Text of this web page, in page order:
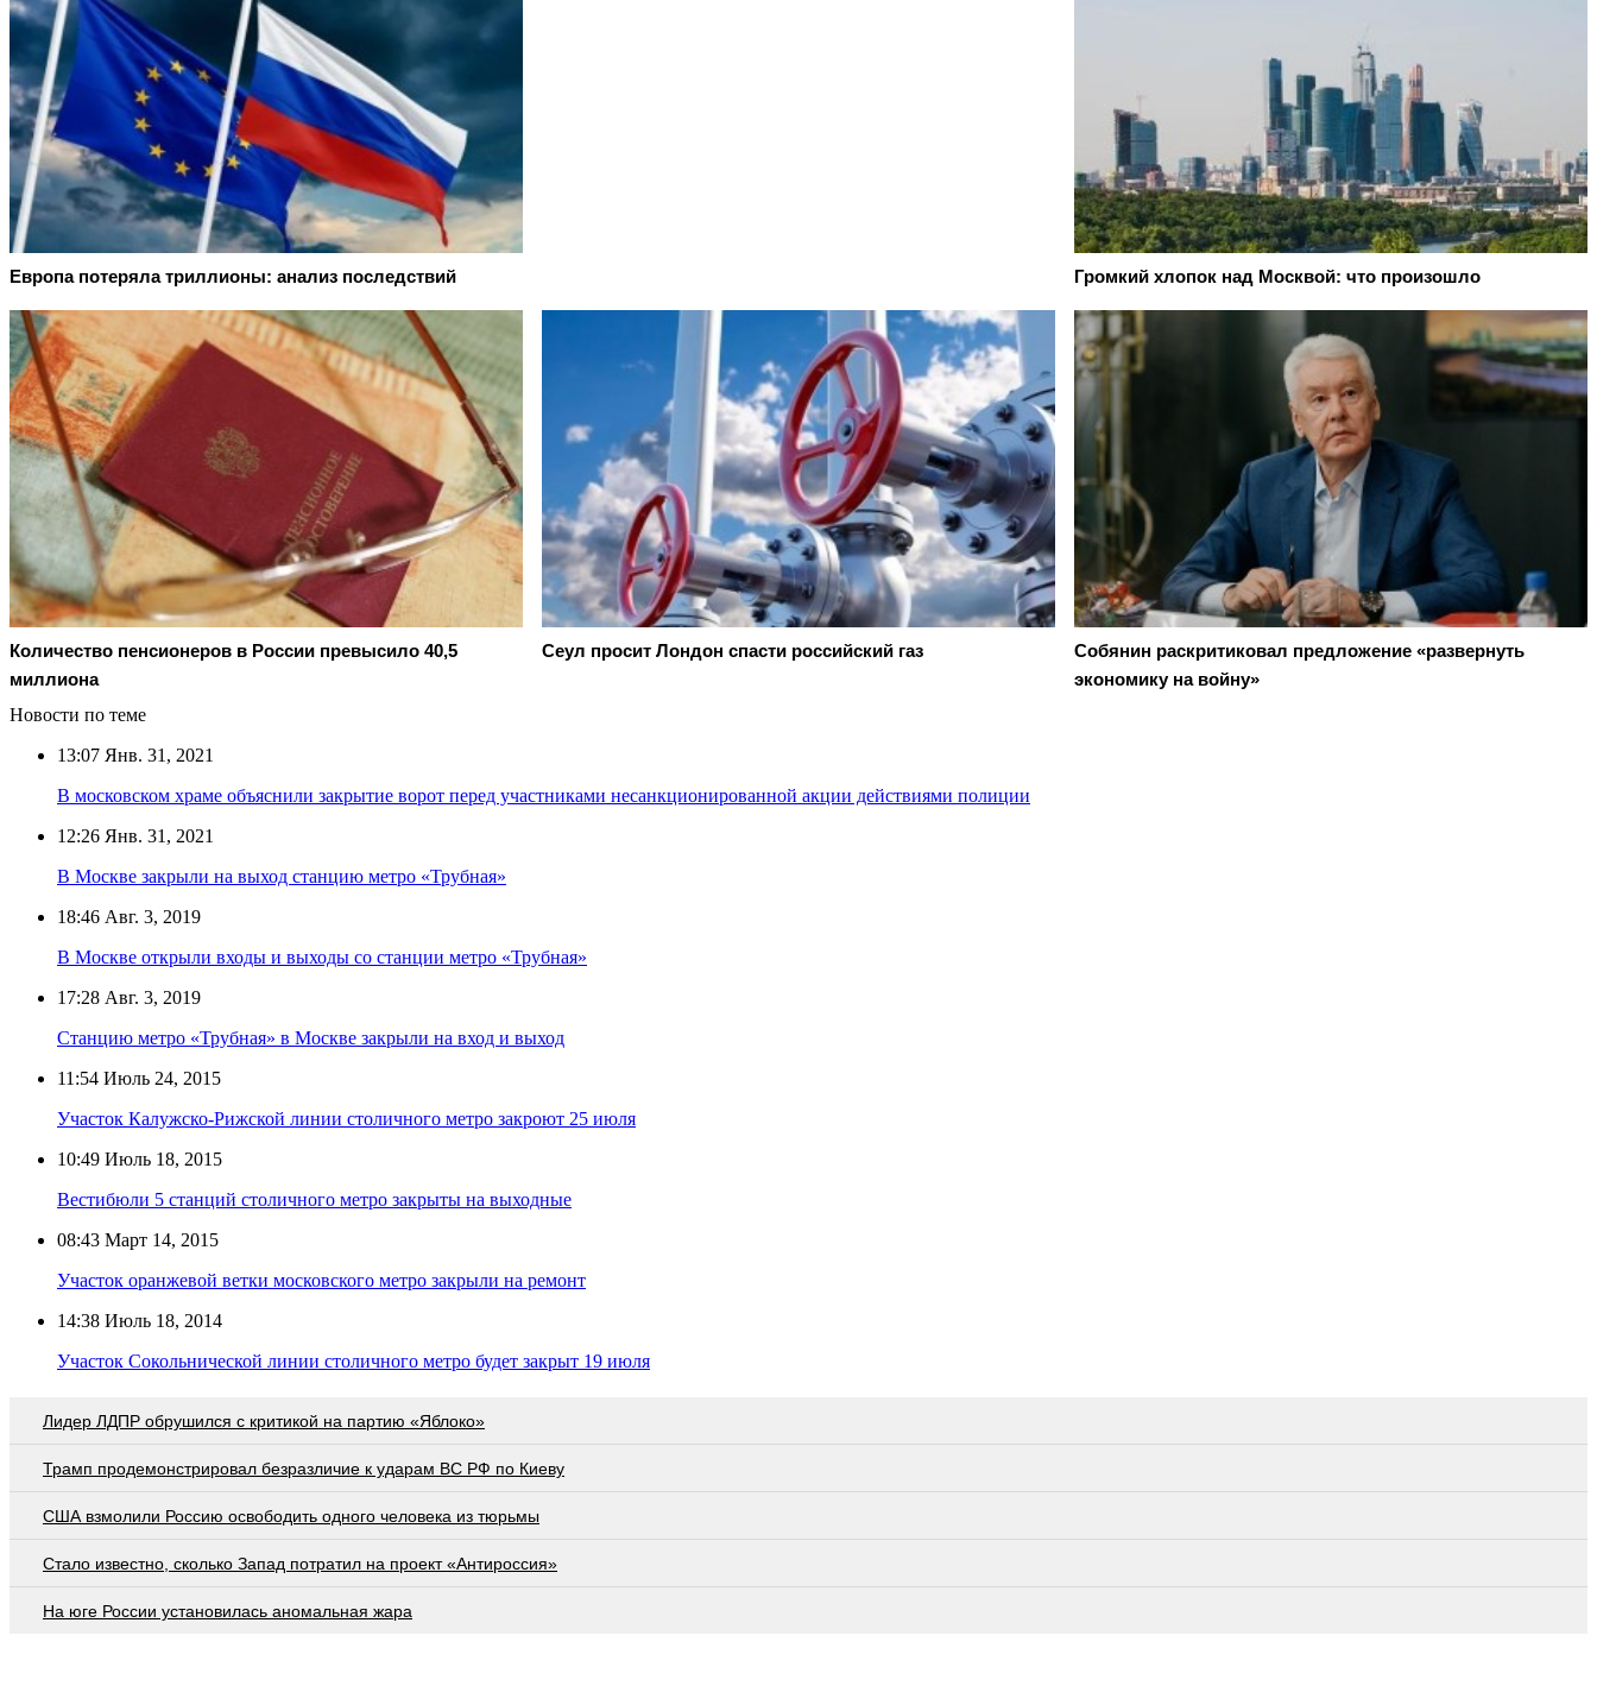
Европа потеряла триллионы: анализ последствий Громкий хлопок над Москвой: что произошло
Количество пенсионеров в России превысило 40,5
миллиона
Сеул просит Лондон спасти российский газ
Собянин раскритиковал предложение «развернуть
экономику на войну»
Новости по теме
13:07 Янв. 31, 2021
В московском храме объяснили закрытие ворот перед участниками несанкционированной акции действиями полиции
12:26 Янв. 31, 2021
В Москве закрыли на выход станцию метро «Трубная»
18:46 Авг. 3, 2019
В Москве открыли входы и выходы со станции метро «Трубная»
17:28 Авг. 3, 2019
Станцию метро «Трубная» в Москве закрыли на вход и выход
11:54 Июль 24, 2015
Участок Калужско-Рижской линии столичного метро закроют 25 июля
10:49 Июль 18, 2015
Вестибюли 5 станций столичного метро закрыты на выходные
08:43 Март 14, 2015
Участок оранжевой ветки московского метро закрыли на ремонт
14:38 Июль 18, 2014
Участок Сокольнической линии столичного метро будет закрыт 19 июля
Лидер ЛДПР обрушился с критикой на партию «Яблоко»
Трамп продемонстрировал безразличие к ударам ВС РФ по Киеву
США взмолили Россию освободить одного человека из тюрьмы
Стало известно, сколько Запад потратил на проект «Антироссия»
На юге России установилась аномальная жара